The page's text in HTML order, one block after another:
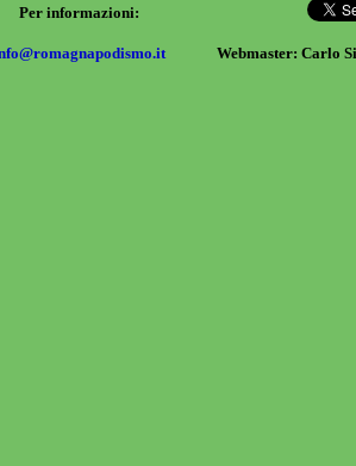
Per informazioni:
Webmaster: Carlo